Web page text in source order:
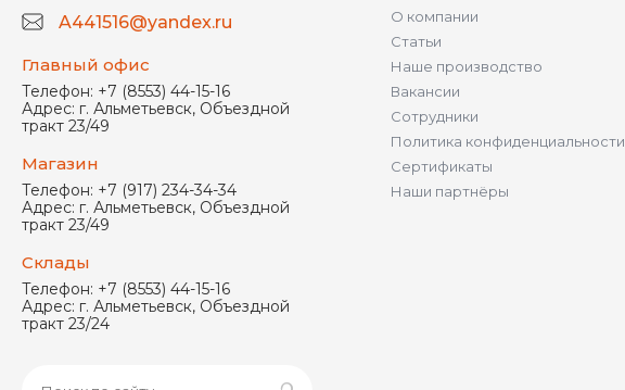
A441516@yandex.ru
Главный офис
Телефон: +7 (8553) 44-15-16
Адрес: г. Альметьевск, Объездной
тракт 23/49
Магазин
Телефон: +7 (917) 234-34-34
Адрес: г. Альметьевск, Объездной
тракт 23/49
Склады
Телефон: +7 (8553) 44-15-16
Адрес: г. Альметьевск, Объездной
тракт 23/24
О компании
Статьи
Наше производство
Вакансии
Сотрудники
Политика конфиденциальности
Сертификаты
Наши партнёры